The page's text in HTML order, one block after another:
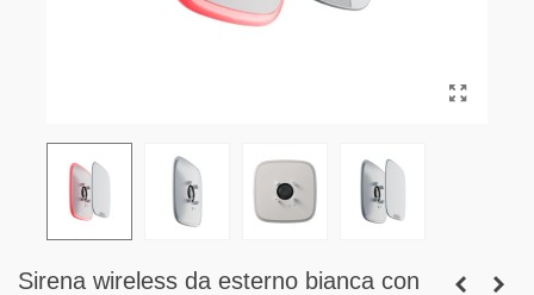
Sirena wireless da esterno bianca con